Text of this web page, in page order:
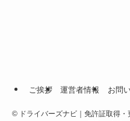
ご挨拶 運営者情報 お問
© ドライバーズナビ｜免許証取得